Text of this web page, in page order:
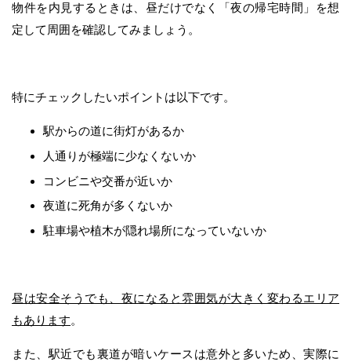
物件を内見するときは、昼だけでなく「夜の帰宅時間」を想
定して周囲を確認してみましょう。
特にチェックしたいポイントは以下です。
駅からの道に街灯があるか
人通りが極端に少なくないか
コンビニや交番が近いか
夜道に死角が多くないか
駐車場や植木が隠れ場所になっていないか
昼は安全そうでも、夜になると雰囲気が大きく変わるエリア
もあります。
また、駅近でも裏道が暗いケースは意外と多いため、実際に